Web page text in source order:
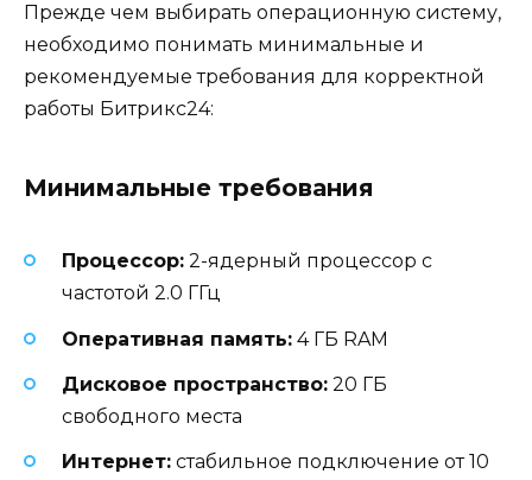
Прежде чем выбирать операционную систему,
необходимо понимать минимальные и
рекомендуемые требования для корректной
работы Битрикс24:
Минимальные требования
Процессор: 2-ядерный процессор с
частотой 2.0 ГГц
Оперативная память: 4 ГБ RAM
Дисковое пространство: 20 ГБ
свободного места
Интернет: стабильное подключение от 10